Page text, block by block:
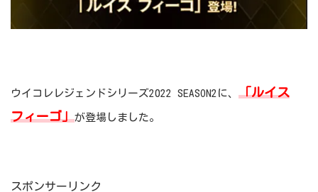
ウイコレレジェンドシリーズ2022 SEASON2に、 「ルイス
フィーゴ」が登場しました。
スポンサーリンク